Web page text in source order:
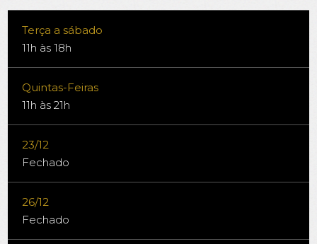
Terça a sábado
11h às 18h
Quintas-Feiras
11h às 21h
23/12
Fechado
26/12
Fechado